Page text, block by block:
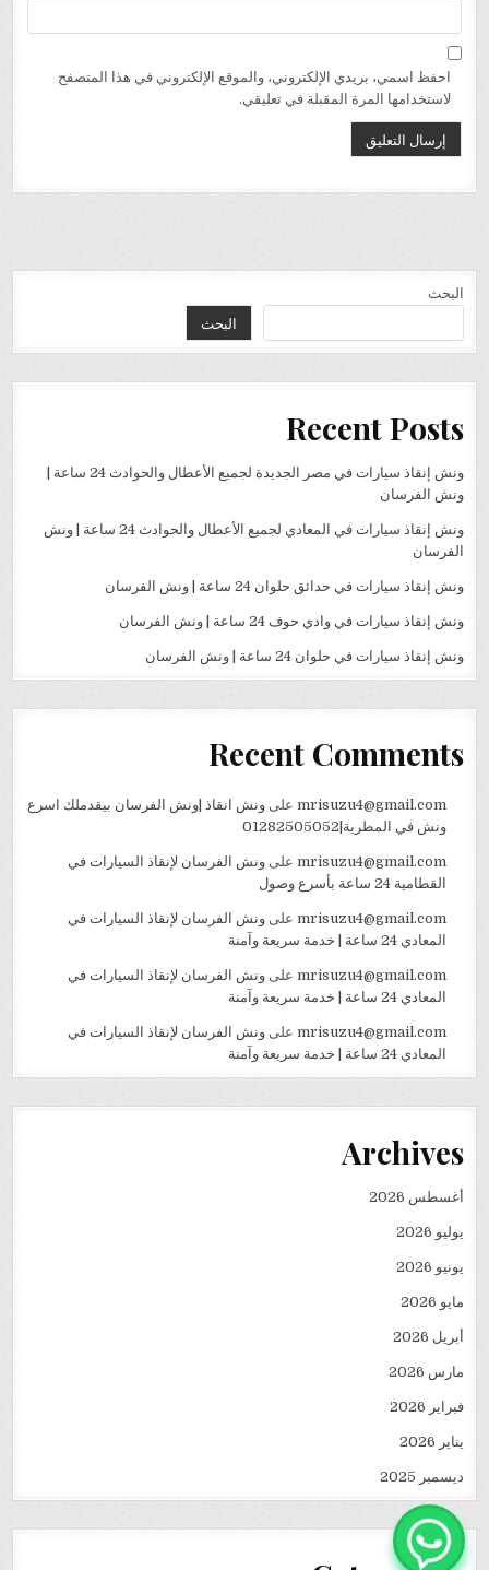
احفظ اسمي، بريدي الإلكتروني، والموقع الإلكتروني في هذا المتصفح
لاستخدامها المرة المقبلة في تعليقي.
البحث
البحث
Recent Posts
ونش إنقاذ سيارات في مصر الجديدة لجميع الأعطال والحوادث 24 ساعة |
ونش الفرسان
ونش إنقاذ سيارات في المعادي لجميع الأعطال والحوادث 24 ساعة | ونش
الفرسان
ونش إنقاذ سيارات في حدائق حلوان 24 ساعة | ونش الفرسان
ونش إنقاذ سيارات في وادي حوف 24 ساعة | ونش الفرسان
ونش إنقاذ سيارات في حلوان 24 ساعة | ونش الفرسان
Recent Comments
mrisuzu4@gmail.comعلى ونش انقاذ |ونش الفرسان بيقدملك اسرع
ونش في المطرية|01282505052
mrisuzu4@gmail.comعلى ونش الفرسان لإنقاذ السيارات في
القطامية 24 ساعة بأسرع وصول
mrisuzu4@gmail.comعلى ونش الفرسان لإنقاذ السيارات في
المعادي 24 ساعة | خدمة سريعة وآمنة
mrisuzu4@gmail.comعلى ونش الفرسان لإنقاذ السيارات في
المعادي 24 ساعة | خدمة سريعة وآمنة
mrisuzu4@gmail.comعلى ونش الفرسان لإنقاذ السيارات في
المعادي 24 ساعة | خدمة سريعة وآمنة
Archives
أغسطس 2026
يوليو 2026
يونيو 2026
مايو 2026
أبريل 2026
مارس 2026
فبراير 2026
يناير 2026
ديسمبر 2025